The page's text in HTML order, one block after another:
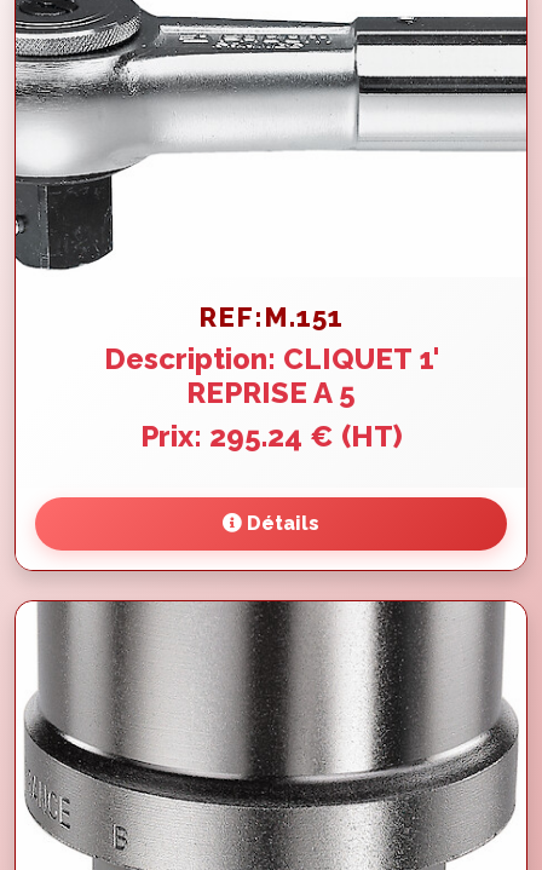
REF:M.151
Description: CLIQUET 1'
REPRISE A 5
Prix: 295.24 € (HT)
Détails